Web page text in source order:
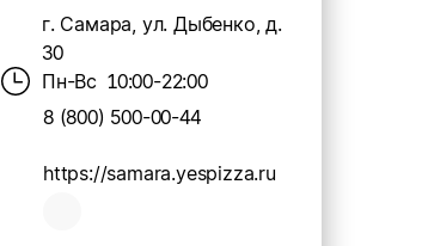
г. Самара, ул. Дыбенко, д.
30
Пн-Вс 10:00-22:00
8 (800) 500-00-44
https://samara.yespizza.ru